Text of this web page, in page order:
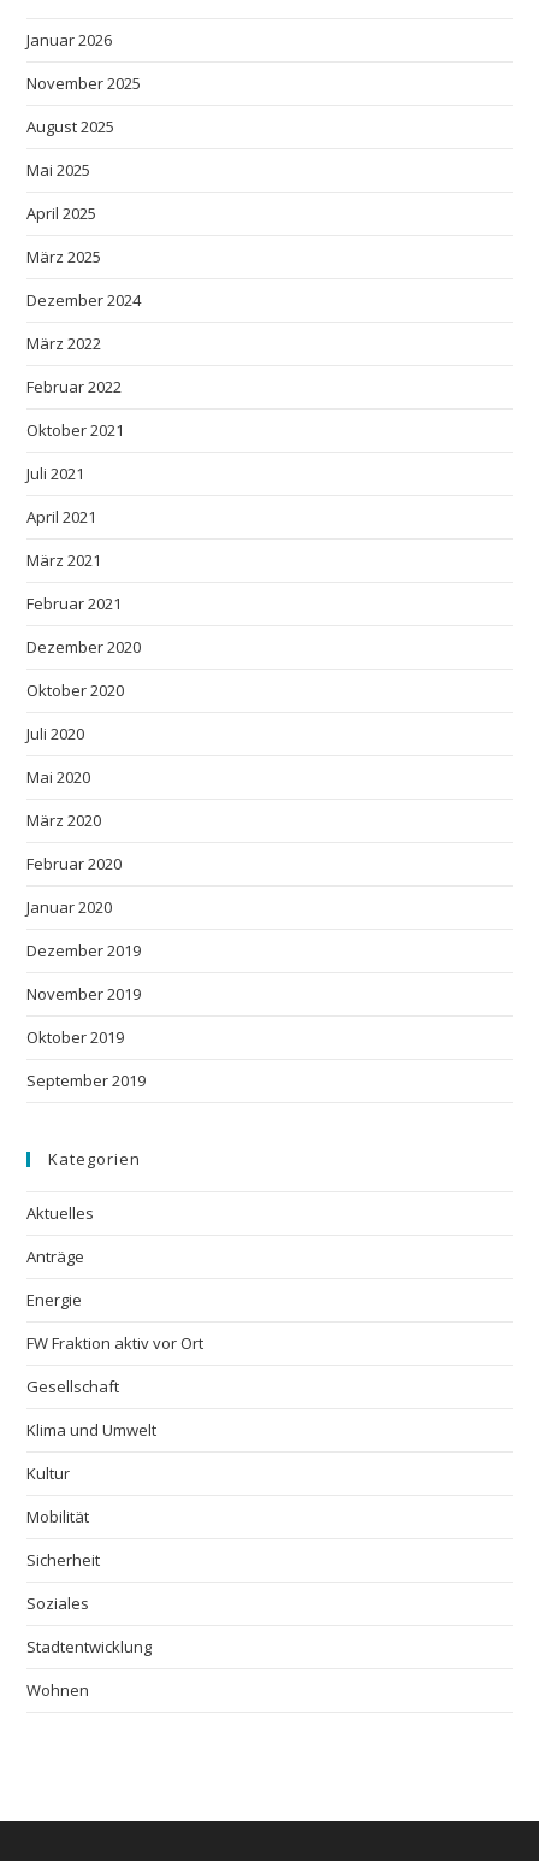
Januar 2026
November 2025
August 2025
Mai 2025
April 2025
März 2025
Dezember 2024
März 2022
Februar 2022
Oktober 2021
Juli 2021
April 2021
März 2021
Februar 2021
Dezember 2020
Oktober 2020
Juli 2020
Mai 2020
März 2020
Februar 2020
Januar 2020
Dezember 2019
November 2019
Oktober 2019
September 2019
Kategorien
Aktuelles
Anträge
Energie
FW Fraktion aktiv vor Ort
Gesellschaft
Klima und Umwelt
Kultur
Mobilität
Sicherheit
Soziales
Stadtentwicklung
Wohnen